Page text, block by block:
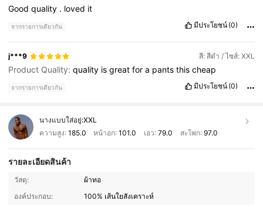
Goodquality . loved it
จากรายการเดียวกัน มีประโยชน์ (0)
j***9 สี: สีดำ / ไซส์: XXL
Product Quality:quality isgreatfora pantsthischeap
จากรายการเดียวกัน มีประโยชน์ (0)
นางแบบใส่อยู่:XXL
ความสูง: 185.0 หน้าอก:101.0 เอว: 79.0 สะโพก: 97.0
รายละเอียดสินค้า
วัสดุ:
ผ้าทอ
องค์ประกอบ:
100% เส้นใยสังเคราะห์
10K ผู้ติดตาม